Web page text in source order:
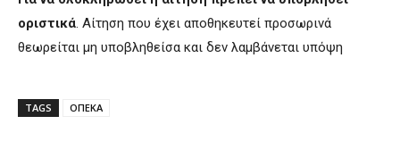
οριστικά. Αίτηση που έχει αποθηκευτεί προσωρινά
θεωρείται μη υποβληθείσα και δεν λαμβάνεται υπόψη
TAGS ΟΠΕΚΑ